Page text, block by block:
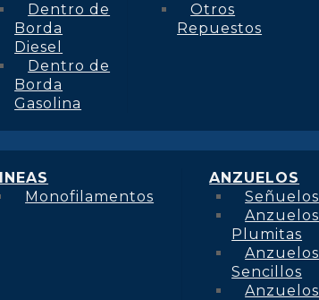
Dentro de
Borda
Diesel
Dentro de
Borda
Gasolina
Otros
Repuestos
Monofilamentos
ANZUELOS
Señuelos
Anzuelos
Plumitas
Anzuelos
Sencillos
Anzuelos